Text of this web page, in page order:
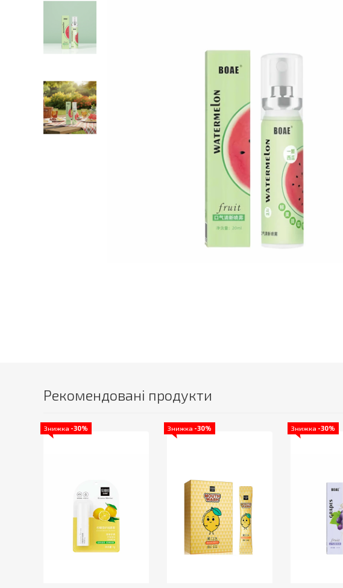
Рекомендовані продукти
Знижка -30% Знижка -30% Знижка -30%